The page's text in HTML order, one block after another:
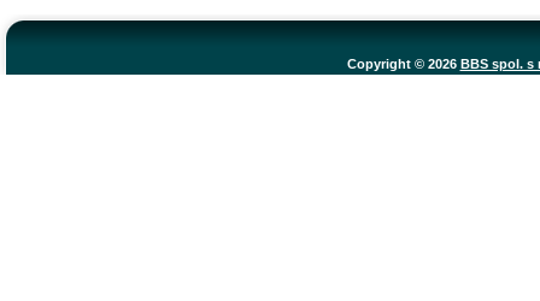
Copyright © 2026 BBS spol. s